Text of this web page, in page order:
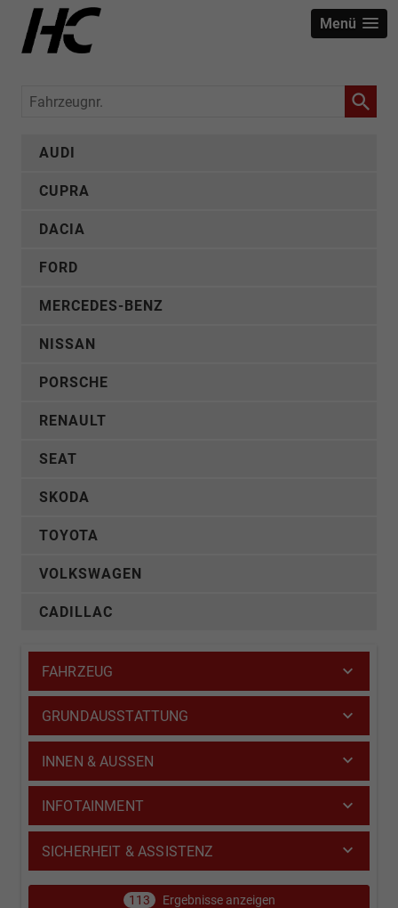
Menü
Fahrzeugnr.
AUDI
CUPRA
DACIA
FORD
MERCEDES-BENZ
NISSAN
PORSCHE
RENAULT
SEAT
SKODA
TOYOTA
VOLKSWAGEN
CADILLAC
FAHRZEUG
GRUNDAUSSTATTUNG
INNEN & AUSSEN
INFOTAINMENT
SICHERHEIT & ASSISTENZ
113 Ergebnisse anzeigen